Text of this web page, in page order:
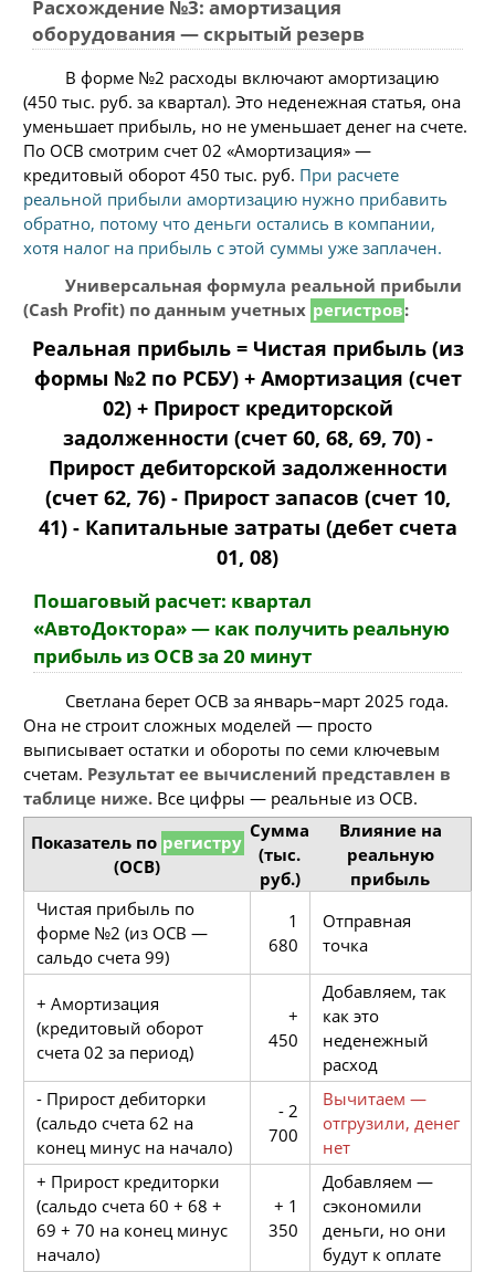
Расхождение №3: амортизация
оборудования — скрытый резерв
В форме №2 расходы включают амортизацию
(450 тыс. руб. за квартал). Это неденежная статья, она
уменьшает прибыль, но не уменьшает денег на счете.
По ОСВ смотрим счет 02 «Амортизация» —
кредитовый оборот 450 тыс. руб. При расчете
реальной прибыли амортизацию нужно прибавить
обратно, потому что деньги остались в компании,
хотя налог на прибыль с этой суммы уже заплачен.
Универсальная формула реальной прибыли
(Cash Profit) по данным учетных регистров:
Реальная прибыль = Чистая прибыль (из
формы №2 по РСБУ) + Амортизация (счет
02) + Прирост кредиторской
задолженности (счет 60, 68, 69, 70) -
Прирост дебиторской задолженности
(счет 62, 76) - Прирост запасов (счет 10,
41) - Капитальные затраты (дебет счета
01, 08)
Пошаговый расчет: квартал
«АвтоДоктора» — как получить реальную
прибыль из ОСВ за 20 минут
Светлана берет ОСВ за январь–март 2025 года.
Она не строит сложных моделей — просто
выписывает остатки и обороты по семи ключевым
счетам. Результат ее вычислений представлен в
таблице ниже. Все цифры — реальные из ОСВ.
Показатель по регистру
(ОСВ)
Сумма
(тыс.
руб.)
Влияние на
реальную
прибыль
Чистая прибыль по
форме №2 (из ОСВ —
сальдо счета 99)
1
680
Отправная
точка
+ Амортизация
(кредитовый оборот
счета 02 за период)
+
450
Добавляем, так
как это
неденежный
расход
- Прирост дебиторки
(сальдо счета 62 на
конец минус на начало)
- 2
700
Вычитаем —
отгрузили, денег
нет
+ Прирост кредиторки
(сальдо счета 60 + 68 +
69 + 70 на конец минус
начало)
+ 1
350
Добавляем —
сэкономили
деньги, но они
будут к оплате